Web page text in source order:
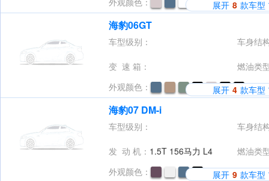
展开 8 款车型
海豹06GT
车型级别： 车身结
变 速 箱：
燃油类
外观颜色：
展开 4 款车型
海豹07 DM-i
车型级别： 车身结
发 动 机： 1.5T 156马力 L4
燃油类
外观颜色：
展开 9 款车型